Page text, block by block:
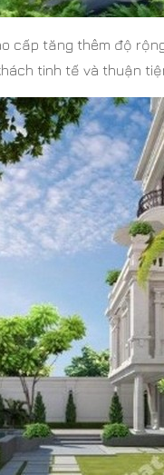
tăng thêm độ
tinh tế và thuận